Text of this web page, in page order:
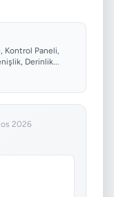
Kontrol Paneli,
Derinlik...
2026